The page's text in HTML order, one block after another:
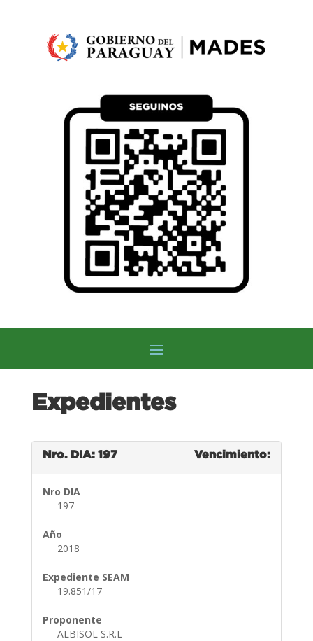
Expedientes
Nro. DIA: 197 Vencimiento:
Nro DIA
197
Año
2018
Expediente SEAM
19.851/17
Proponente
ALBISOL S.R.L